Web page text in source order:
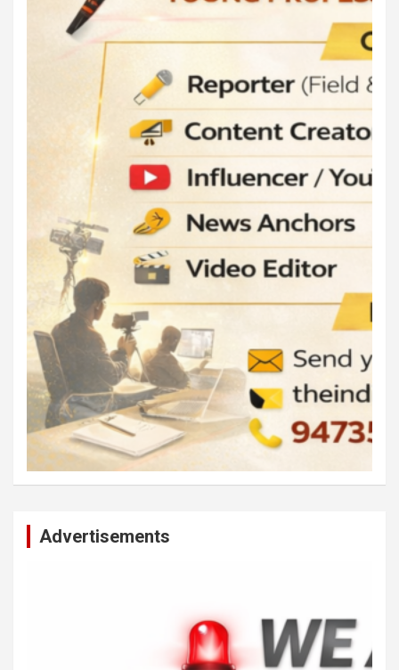
Advertisements